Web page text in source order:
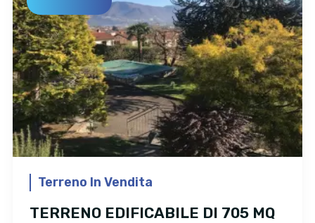
Terreno In Vendita
TERRENO EDIFICABILE DI 705 MQ